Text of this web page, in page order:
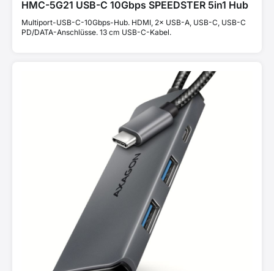
HMC-5G21 USB-C 10Gbps SPEEDSTER 5in1 Hub
Multiport-USB-C-10Gbps-Hub. HDMI, 2× USB-A, USB-C, USB-C
PD/DATA-Anschlüsse. 13 cm USB-C-Kabel.